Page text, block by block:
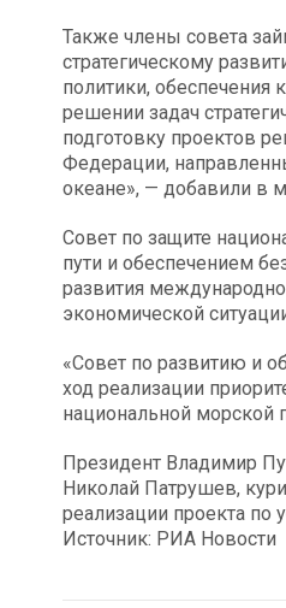
Также члены совета
стратегическому
политики, обеспечения
решении задач
подготовку проектов
Федерации,
океане», — добавили в
Совет по защите
пути и обеспечением
развития
экономической
«Совет по развитию и
ход реализации
национальной морской
Президент Владимир
Николай Патрушев,
реализации проекта по
Источник: РИА Новости